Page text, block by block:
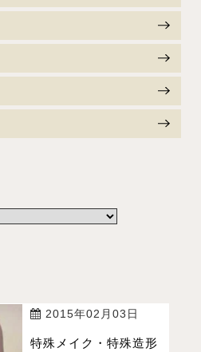
2015年02月03日
特殊メイク・特殊造形